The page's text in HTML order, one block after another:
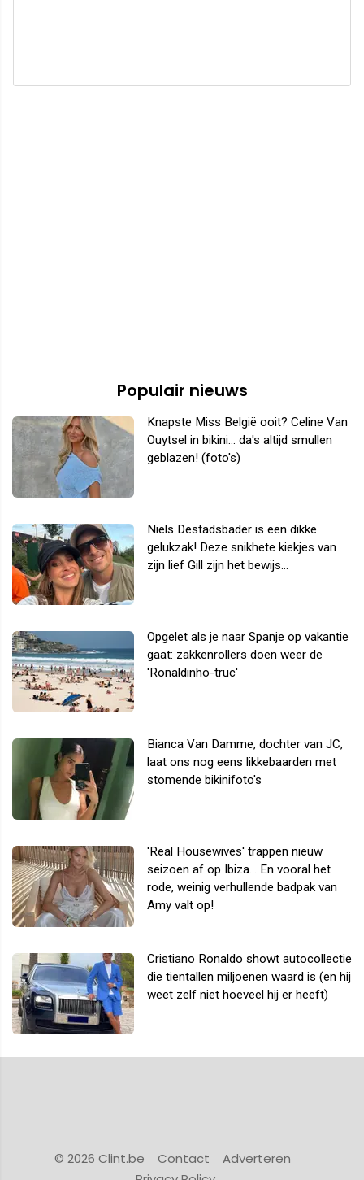
Populair nieuws
Knapste Miss België ooit? Celine Van
Ouytsel in bikini... da's altijd smullen
geblazen! (foto's)
Niels Destadsbader is een dikke
gelukzak! Deze snikhete kiekjes van
zijn lief Gill zijn het bewijs...
Opgelet als je naar Spanje op vakantie
gaat: zakkenrollers doen weer de
'Ronaldinho-truc'
Bianca Van Damme, dochter van JC,
laat ons nog eens likkebaarden met
stomende bikinifoto's
'Real Housewives' trappen nieuw
seizoen af op Ibiza... En vooral het
rode, weinig verhullende badpak van
Amy valt op!
Cristiano Ronaldo showt autocollectie
die tientallen miljoenen waard is (en hij
weet zelf niet hoeveel hij er heeft)
© 2026 Clint.be Contact
Adverteren